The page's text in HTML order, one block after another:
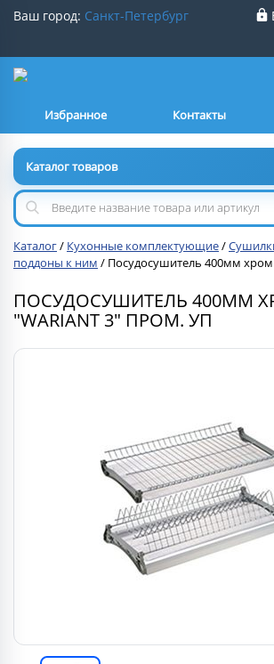
Ваш город: Санкт-Петербург
Нет Контакты
Избранное
Каталог товаров
Каталог/ Кухонные комплектующие/
поддоны к ним / Посудосушитель 400мм
ПОСУДОСУШИТЕЛЬ 400ММ
"WARIANT 3" ПРОМ. УП